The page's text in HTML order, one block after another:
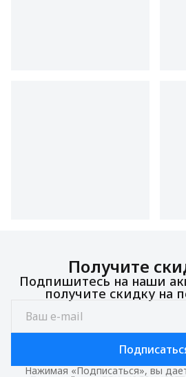
Получите
Подпишитесь на наши
получите скидку на
Нажимая «Подписаться», вы